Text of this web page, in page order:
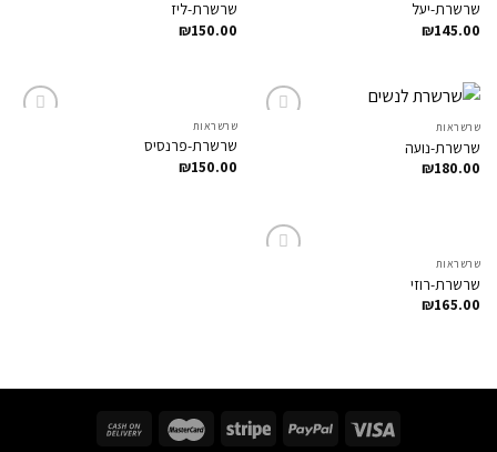
שרשרת-יעל
₪145.00
שרשרת-ליז
₪150.00
שרשראות
שרשרת-נועה
₪180.00
שרשראות
שרשרת-פרנסיס
₪150.00
שרשראות
שרשרת-רוזי
₪165.00